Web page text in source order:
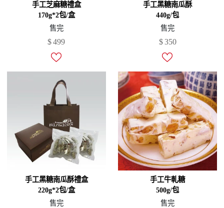
手工芝麻糖禮盒
170g*2包/盒
售完
$499
手工黑糖南瓜酥
440g/包
售完
$350
手工黑糖南瓜酥禮盒
220g*2包/盒
售完
手工牛軋糖
500g/包
售完